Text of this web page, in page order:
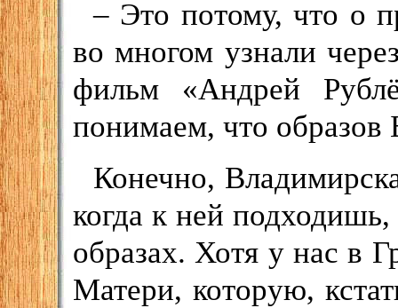
– Это потому, что о
во многом узнали
фильм «Андрей
понимаем, что
Конечно,
когда к ней
образах. Хотя у нас в
Матери, которую,